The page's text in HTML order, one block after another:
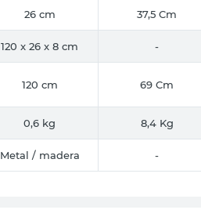
26 cm 37,5 Cm
120 x 26 x 8 cm -
120 cm 69 Cm
0,6 kg 8,4 Kg
Metal / madera -